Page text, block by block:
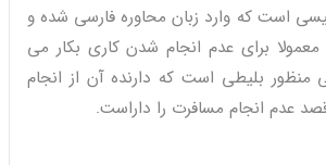
است که وارد زبان محاوره فارسی شده و
معمولا برای عدم انجام شدن کاری بکار می
منظور بلیطی است که دارنده آن از انجام
عدم انجام مسافرت را داراست.